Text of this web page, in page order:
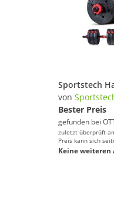
von
Bester Preis
gefunden bei
zuletzt überprüft
Preis kann sich
Keine weiteren